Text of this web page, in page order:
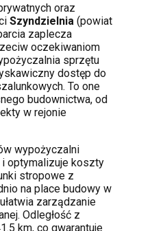
oraz
Szyndzielnia (powiat
zaplecza
oczekiwaniom
sprzętu
dostęp do
To one
budownictwa, od
w rejonie
wypożyczalni
optymalizuje koszty
stropowe z
na place budowy w
zarządzanie
Odległość z
km, co gwarantuje